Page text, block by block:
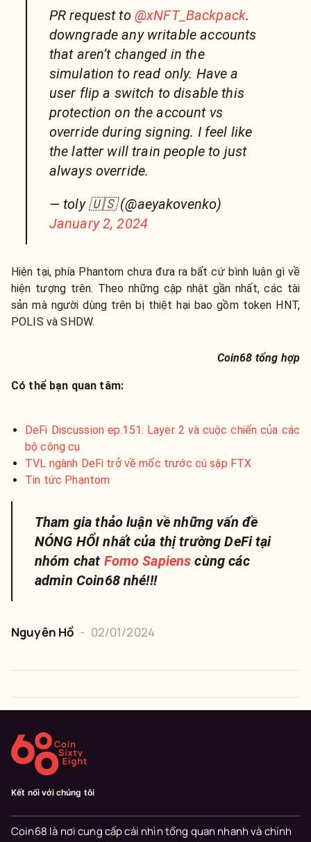
PR request to @xNFT_Backpack.
downgrade any writable accounts
that aren’t changed in the
simulation to read only. Have a
user flip a switch to disable this
protection on the account vs
override during signing. I feel like
the latter will train people to just
always override.
— toly 🇺🇸 (@aeyakovenko)
January 2, 2024
Hiện tại, phía Phantom chưa đưa ra bất cứ bình luận gì về
hiện tượng trên. Theo những cập nhật gần nhất, các tài
sản mà người dùng trên bị thiệt hại bao gồm token HNT,
POLIS và SHDW.
Coin68 tổng hợp
Có thể bạn quan tâm:
DeFi Discussion ep.151: Layer 2 và cuộc chiến của các
bộ công cụ
TVL ngành DeFi trở về mốc trước cú sập FTX
Tin tức Phantom
Tham gia thảo luận về những vấn đề
NÓNG HỔI nhất của thị trường DeFi tại
nhóm chat Fomo Sapiens cùng các
admin Coin68 nhé!!!
Nguyên Hồ - 02/01/2024
Kết nối với chúng tôi
Coin68 là nơi cung cấp cái nhìn tổng quan nhanh và chính